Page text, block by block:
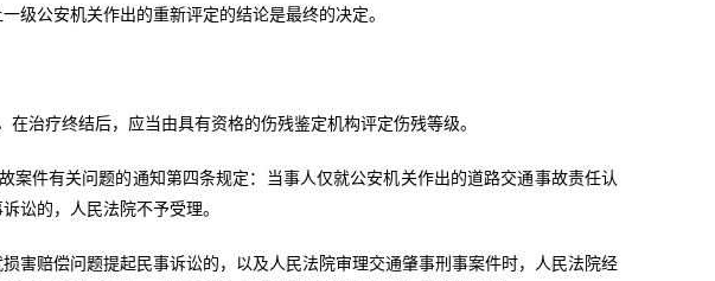
级公安机关作出的重新评定的结论是最终的决定。
治疗终结后，应当由具有资格的伤残鉴定机构评定伤残等级。
案件有关问题的通知第四条规定：当事人仅就公安机关作出的道路交通事故责任认
讼的，人民法院不予受理。
害赔偿问题提起民事诉讼的，以及人民法院审理交通肇事刑事案件时，人民法院经